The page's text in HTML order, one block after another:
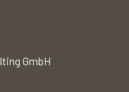
GmbH